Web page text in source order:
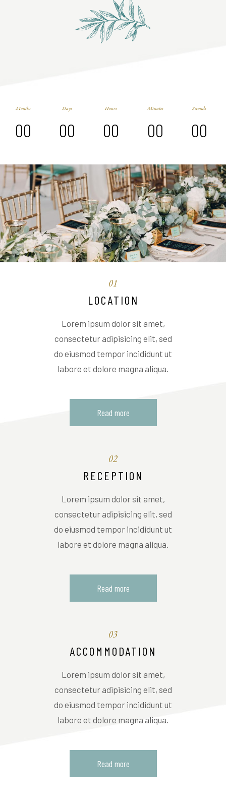
00
Months
00
Days
00
Hours
00
Minutes
00
Seconds
01
LOCATION
Lorem ipsum dolor sit amet,
consectetur adipisicing elit, sed
do eiusmod tempor incididunt ut
labore et dolore magna aliqua.
Read more
02
RECEPTION
Lorem ipsum dolor sit amet,
consectetur adipisicing elit, sed
do eiusmod tempor incididunt ut
labore et dolore magna aliqua.
Read more
03
ACCOMMODATION
Lorem ipsum dolor sit amet,
consectetur adipisicing elit, sed
do eiusmod tempor incididunt ut
labore et dolore magna aliqua.
Read more